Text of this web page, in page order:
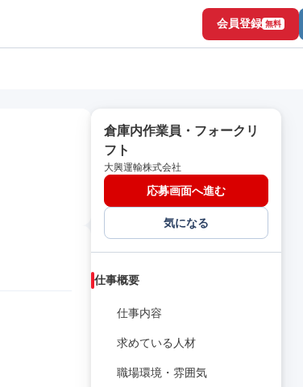
会員登録 無料
倉庫内作業員・フォークリ
フト
大興運輸株式会社
応募画面へ進む
気になる
仕事概要
仕事内容
求めている人材
職場環境・雰囲気